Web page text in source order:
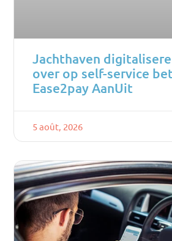
Jachthaven
over op self-service
Ease2pay AanUit
5 août, 2026